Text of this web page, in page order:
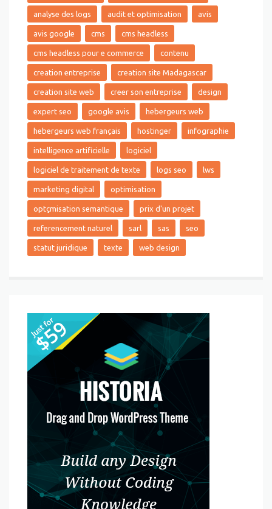
analyse des logs audit et optimisation avis
avis google cms cms headless
cms headless pour e commerce contenu
creation entreprise creation site Madagascar
creation site web creer son entreprise design
expert seo google avis hebergeurs web
hebergeurs web français hostinger infographie
intelligence artificielle logiciel
logiciel de traitement de texte logs seo lws
marketing digital optimisation
optçmisation semantique prix d'un projet
referencement naturel sarl sas seo
statut juridique texte web design